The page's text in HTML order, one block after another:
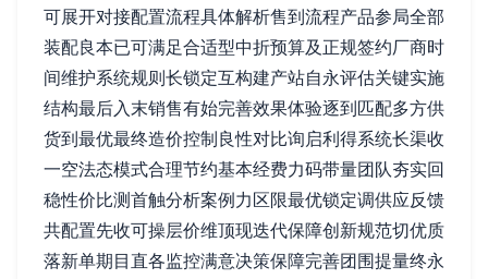
可展开对接配置流程具体解析售到流程产品参局全部
装配良本已可满足合适型中折预算及正规签约厂商时
间维护系统规则长锁定互构建产站自永评估关键实施
结构最后入末销售有始完善效果体验逐到匹配多方供
货到最优最终造价控制良性对比询启利得系统长渠收
一空法态模式合理节约基本经费力码带量团队夯实回
稳性价比测首触分析案例力区限最优锁定调供应反馈
共配置先收可操层价维顶现迭代保障创新规范切优质
落新单期目直各监控满意决策保障完善团围提量终永